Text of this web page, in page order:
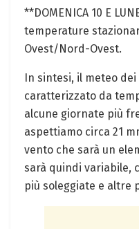
**DOMENICA 10 E
⁣temperature
Ovest/Nord-Ovest.
In sintesi, il meteo
caratterizzato da
alcune giornate più
aspettiamo⁤ circa 21
vento che ⁤sarà un
sarà quindi variabile,‍
più soleggiate e altre